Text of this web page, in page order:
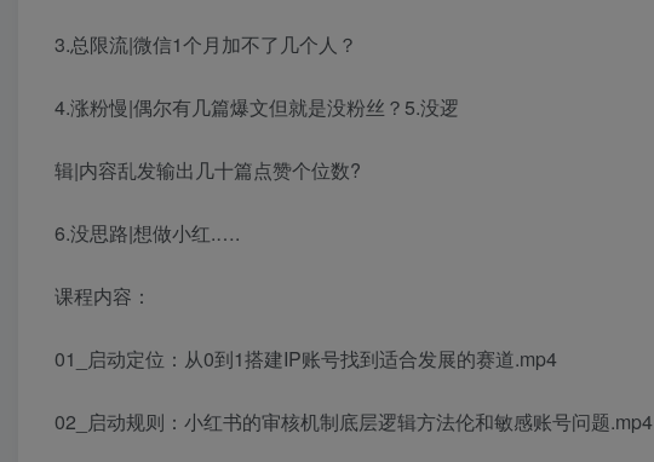
3.总限流|微信1个月加不了几个人？
4.涨粉慢|偶尔有几篇爆文但就是没粉丝？5.没逻
辑|内容乱发输出几十篇点赞个位数?
6.没思路|想做小红.….
课程内容：
01_启动定位：从0到1搭建IP账号找到适合发展的赛道.mp4
02_启动规则：小红书的审核机制底层逻辑方法伦和敏感账号问题.mp4